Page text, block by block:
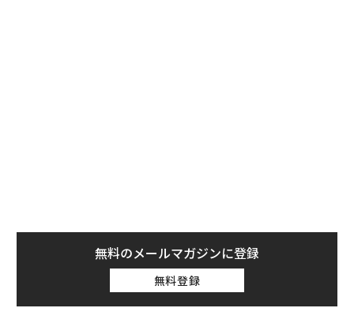
無料のメールマガジンに登録
無料登録